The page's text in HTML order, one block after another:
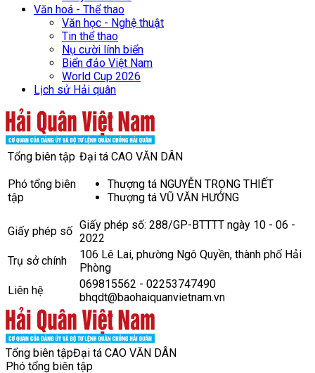
Văn hoá - Thể thao
Văn học - Nghệ thuật
Tin thể thao
Nụ cười lính biển
Biển đảo Việt Nam
World Cup 2026
Lịch sử Hải quân
Tổng biên tập Đại tá CAO VĂN DÂN
Phó tổng biên
tập
Thượng tá NGUYỄN TRỌNG THIẾT
Thượng tá VŨ VĂN HƯỞNG
Giấy phép số Giấy phép số: 288/GP-BTTTT ngày 10 - 06 -
2022
Trụ sở chính
106 Lê Lai, phường Ngô Quyền, thành phố Hải
Phòng
Liên hệ
069815562 - 02253747490
bhqdt@baohaiquanvietnam.vn
Tổng biên tậpĐại tá CAO VĂN DÂN
Phó tổng biên tập